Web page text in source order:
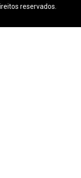
reservados.